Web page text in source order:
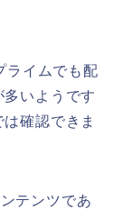
ライムでも配
いようです
確認できま
テンツであ